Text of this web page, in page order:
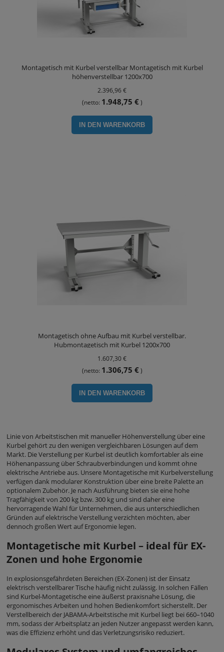
Montagetisch mit Kurbel verstellbar Montagetisch mit Kurbel
höhenverstellbar 1200x700
2.396,96 €
(netto: 1.948,75 € )
IN DEN WARENKORB
Montagetisch ohne Aufbau mit Kurbel verstellbar.
Hubmontagetisch mit Kurbel 1200x700
1.607,30 €
(netto: 1.306,75 € )
IN DEN WARENKORB
Linie von Arbeitstischen mit manueller Höhenverstellung über eine
Kurbel gehört zu den wenigen vergleichbaren Lösungen auf dem
Markt. Die Verstellung per Kurbel ist deutlich komfortabler als eine
Höhenanpassung über Schraubverbindungen und kommt ohne
elektrische Antriebe aus. Unsere Montagetische mit Kurbelverstellung
verfügen dank modularer Konstruktion über eine breite Palette an
optionalem Zubehör. Je nach Ausführung bieten sie eine hohe
Tragfähigkeit von 200 kg bzw. 300 kg und sind daher eine
hervorragende Wahl für Unternehmen, die aus unterschiedlichen
Gründen auf elektrische Verstellung verzichten möchten, aber
dennoch großen Wert auf Ergonomie legen.
Montagetische mit Kurbel – ideal für EX-
Zonen und hohe Ergonomie
In explosionsgefährdeten Bereichen (EX-Zonen) ist der Einsatz
elektrisch verstellbarer Tische häufig nicht zulässig. In solchen Fällen
sind Kurbel-Montagetische eine äußerst praxisnahe Lösung, die
ergonomisches Arbeiten und hohen Bedienkomfort sicherstellt. Der
Verstellbereich der JABAMA-Arbeitstische mit Kurbel liegt bei 660–1040
mm, sodass der Arbeitsplatz an jeden Nutzer angepasst werden kann,
was die Effizienz erhöht und das Verletzungsrisiko reduziert.